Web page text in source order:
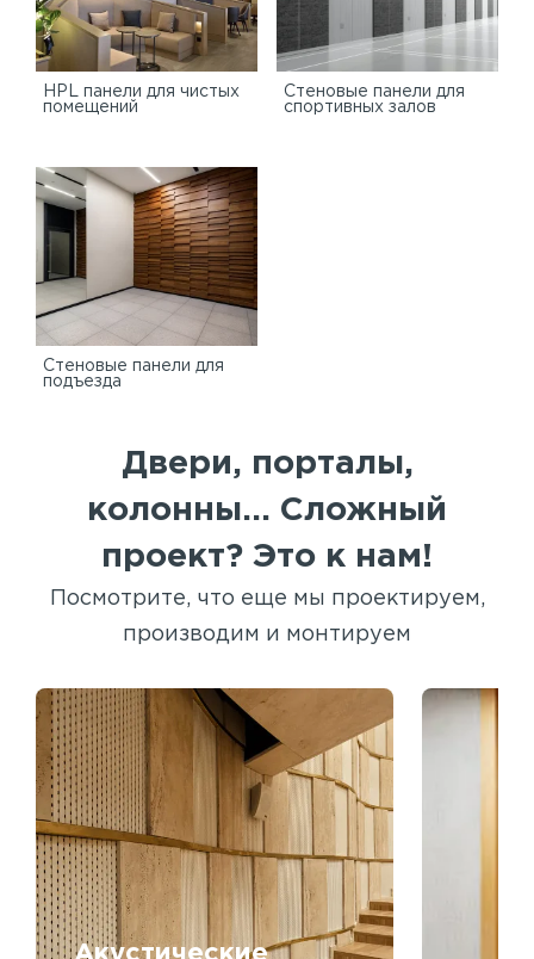
HPL панели для чистых
помещений
Стеновые панели для
спортивных залов
Стеновые панели для
подъезда
Двери, порталы,
колонны... Сложный
проект? Это к нам!
Посмотрите, что еще мы проектируем,
производим и монтируем